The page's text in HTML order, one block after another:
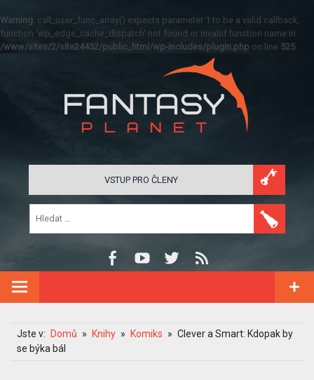
Warning: call_user_func_array() expects parameter 1 to be a valid callback,
function 'wp_edge_cache_dispatch' not found or invalid function name in
/www/sites/2/site24452/public_html/wp-includes/plugin.php on line 525
VSTUP PRO ČLENY
Jste v: Domů Knihy Komiks
Clever a Smart: Kdopak by
se býka bál